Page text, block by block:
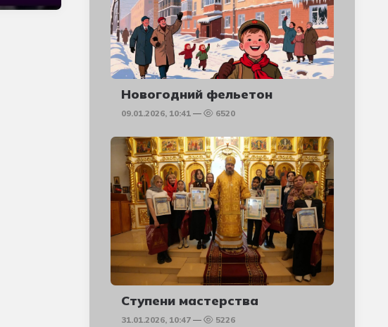
Новогодний фельетон
09.01.2026, 10:41 6520
Ступени мастерства
31.01.2026, 10:47 5226